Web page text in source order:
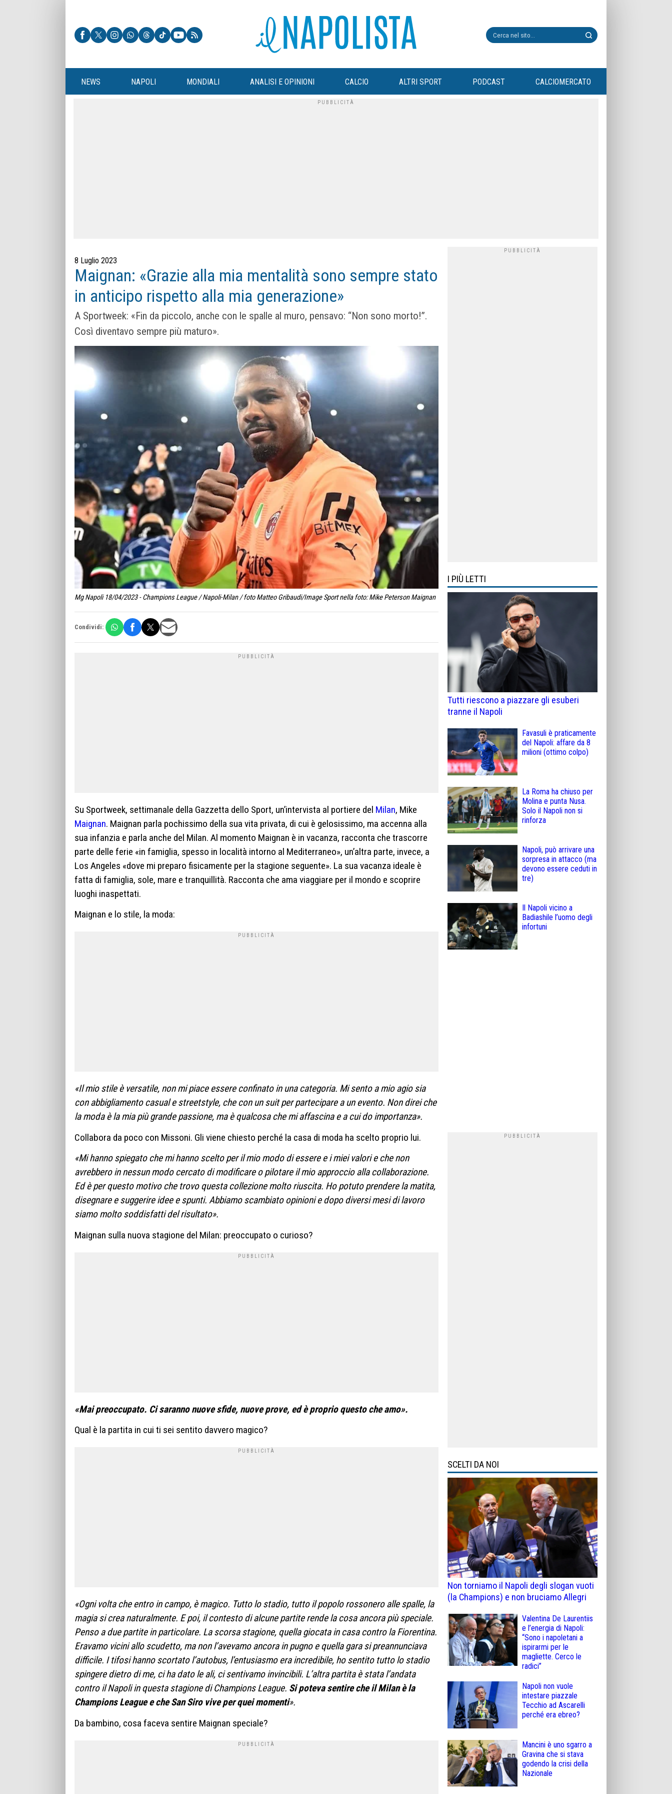
NEWS NAPOLI MONDIALI ANALISI E OPINIONI CALCIO ALTRI SPORT PODCAST CALCIOMERCATO
8 Luglio 2023
Maignan: «Grazie alla mia mentalità sono sempre stato
in anticipo rispetto alla mia generazione»
A Sportweek: «Fin da piccolo, anche con le spalle al muro, pensavo: “Non sono morto!”.
Così diventavo sempre più maturo».
Mg Napoli 18/04/2023 - Champions League / Napoli-Milan / foto Matteo Gribaudi/Image Sport nella foto: Mike Peterson Maignan
Condividi:
Su Sportweek, settimanale della Gazzetta dello Sport, un’intervista al portiere del Milan, Mike
Maignan. Maignan parla pochissimo della sua vita privata, di cui è gelosissimo, ma accenna alla
sua infanzia e parla anche del Milan. Al momento Maignan è in vacanza, racconta che trascorre
parte delle ferie «in famiglia, spesso in località intorno al Mediterraneo», un’altra parte, invece, a
Los Angeles «dove mi preparo fisicamente per la stagione seguente». La sua vacanza ideale è
fatta di famiglia, sole, mare e tranquillità. Racconta che ama viaggiare per il mondo e scoprire
luoghi inaspettati.
Maignan e lo stile, la moda:
«Il mio stile è versatile, non mi piace essere confinato in una categoria. Mi sento a mio agio sia
con abbigliamento casual e streetstyle, che con un suit per partecipare a un evento. Non direi che
la moda è la mia più grande passione, ma è qualcosa che mi affascina e a cui do importanza».
Collabora da poco con Missoni. Gli viene chiesto perché la casa di moda ha scelto proprio lui.
«Mi hanno spiegato che mi hanno scelto per il mio modo di essere e i miei valori e che non
avrebbero in nessun modo cercato di modificare o pilotare il mio approccio alla collaborazione.
Ed è per questo motivo che trovo questa collezione molto riuscita. Ho potuto prendere la matita,
disegnare e suggerire idee e spunti. Abbiamo scambiato opinioni e dopo diversi mesi di lavoro
siamo molto soddisfatti del risultato».
Maignan sulla nuova stagione del Milan: preoccupato o curioso?
«Mai preoccupato. Ci saranno nuove sfide, nuove prove, ed è proprio questo che amo».
Qual è la partita in cui ti sei sentito davvero magico?
«Ogni volta che entro in campo, è magico. Tutto lo stadio, tutto il popolo rossonero alle spalle, la
magia si crea naturalmente. E poi, il contesto di alcune partite rende la cosa ancora più speciale.
Penso a due partite in particolare. La scorsa stagione, quella giocata in casa contro la Fiorentina.
Eravamo vicini allo scudetto, ma non l’avevamo ancora in pugno e quella gara si preannunciava
difficile. I tifosi hanno scortato l’autobus, l’entusiasmo era incredibile, ho sentito tutto lo stadio
spingere dietro di me, ci ha dato le ali, ci sentivamo invincibili. L’altra partita è stata l’andata
contro il Napoli in questa stagione di Champions League. Si poteva sentire che il Milan è la
Champions League e che San Siro vive per quei momenti».
Da bambino, cosa faceva sentire Maignan speciale?
I PIÙ LETTI
Tutti riescono a piazzare gli esuberi
tranne il Napoli
Favasuli è praticamente
del Napoli: affare da 8
milioni (ottimo colpo)
La Roma ha chiuso per
Molina e punta Nusa.
Solo il Napoli non si
rinforza
Napoli, può arrivare una
sorpresa in attacco (ma
devono essere ceduti in
tre)
Il Napoli vicino a
Badiashile l’uomo degli
infortuni
SCELTI DA NOI
Non torniamo il Napoli degli slogan vuoti
(la Champions) e non bruciamo Allegri
Valentina De Laurentiis
e l’energia di Napoli:
“Sono i napoletani a
ispirarmi per le
magliette. Cerco le
radici”
Napoli non vuole
intestare piazzale
Tecchio ad Ascarelli
perché era ebreo?
Mancini è uno sgarro a
Gravina che si stava
godendo la crisi della
Nazionale